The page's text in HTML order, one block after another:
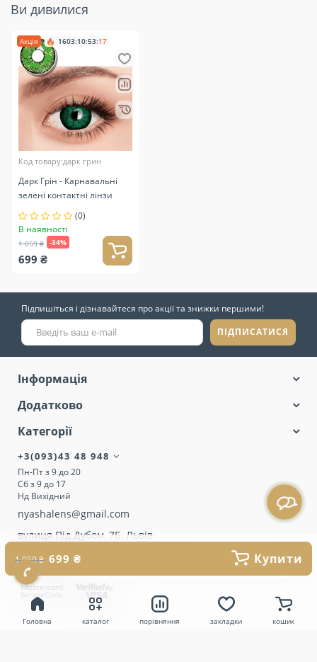
кошик
Головна каталог порівняння закладки
1 059 ₴ 699 ₴ Купити
Ви дивилися
Акція 1603:10:53:16
Код товару:дарк грин
Дарк Грін - Карнавальні
зелені контактні лінзи
(0)
В наявності
1 059 ₴ -34%
699 ₴
Підпишіться і дізнавайтеся про акції та знижки першими!
ПІДПИСАТИСЯ
Інформація
Додатково
Категорії
+3(093)43 48 948
Пн-Пт з 9 до 20
Сб з 9 до 17
Нд Вихідний
nyashalens@gmail.com
вулиця Під Дубом, 7Б, Львів